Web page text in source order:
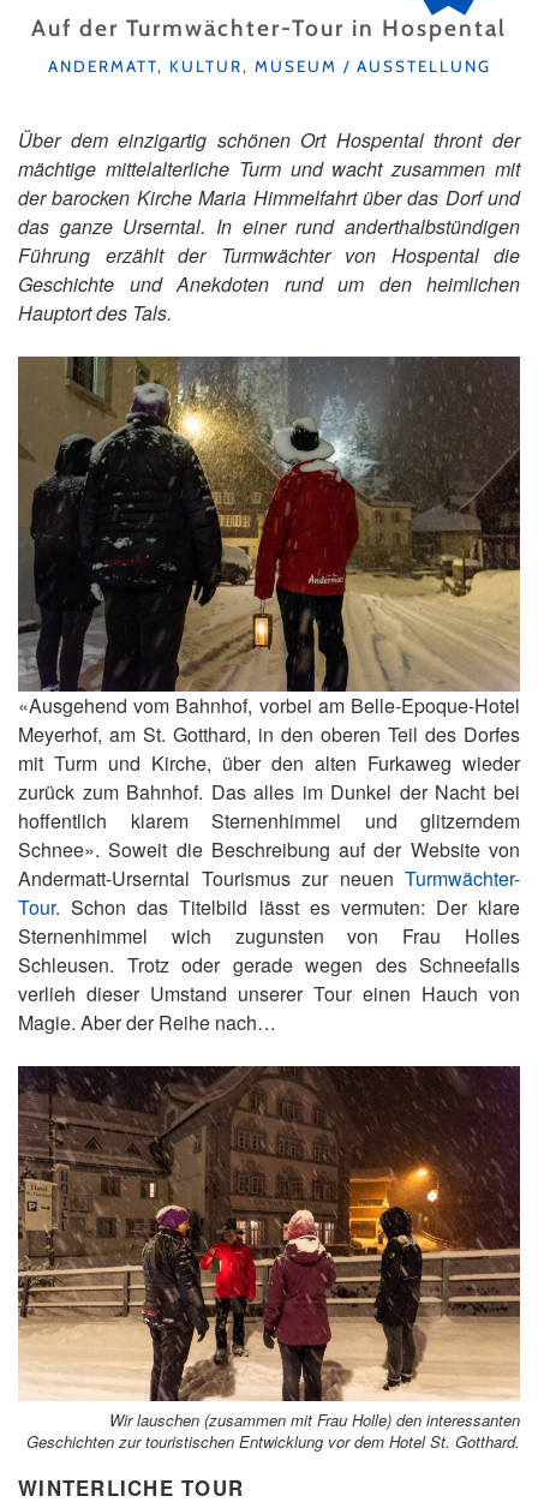
Auf der Turmwächter-Tour in Hospental
KATEGORIEN
ANDERMATT, KULTUR, MUSEUM / AUSSTELLUNG
Über dem einzigartig schönen Ort Hospental thront der
mächtige mittelalterliche Turm und wacht zusammen mit
der barocken Kirche Maria Himmelfahrt über das Dorf und
das ganze Urserntal. In einer rund anderthalbstündigen
Führung erzählt der Turmwächter von Hospental die
Geschichte und Anekdoten rund um den heimlichen
Hauptort des Tals.
«Ausgehend vom Bahnhof, vorbei am Belle-Epoque-Hotel
Meyerhof, am St. Gotthard, in den oberen Teil des Dorfes
mit Turm und Kirche, über den alten Furkaweg wieder
zurück zum Bahnhof. Das alles im Dunkel der Nacht bei
hoffentlich klarem Sternenhimmel und glitzerndem
Schnee». Soweit die Beschreibung auf der Website von
Andermatt-Urserntal Tourismus zur neuen Turmwächter-
Tour. Schon das Titelbild lässt es vermuten: Der klare
Sternenhimmel wich zugunsten von Frau Holles
Schleusen. Trotz oder gerade wegen des Schneefalls
verlieh dieser Umstand unserer Tour einen Hauch von
Magie. Aber der Reihe nach…
Wir lauschen (zusammen mit Frau Holle) den interessanten
Geschichten zur touristischen Entwicklung vor dem Hotel St. Gotthard.
WINTERLICHE TOUR